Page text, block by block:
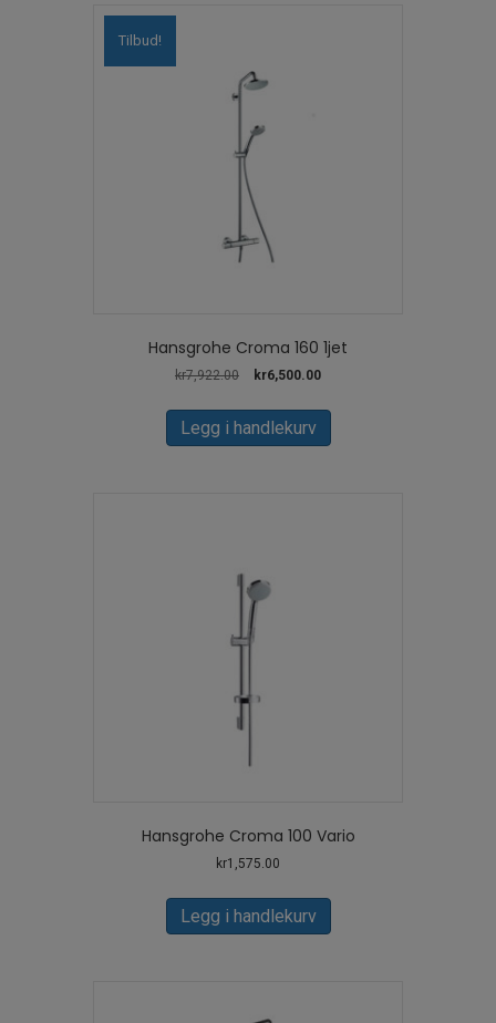
Tilbud!
Hansgrohe Croma 160 1jet
kr7,922.00
Opprinnelig
var:
kr7,922.00.
kr6,500.00
er:
Legg i handlekurv
Hansgrohe Croma 100 Vario
kr1,575.00
Legg i handlekurv